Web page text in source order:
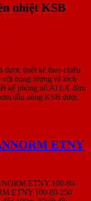
nhiệt KSB
thiết kế theo chiều
với trọng lượng và kích
kế phòng nổ ATEX đảm
dầu nóng KSB được
ETNY
ETNY 100-80-
ETNY 100-80-250